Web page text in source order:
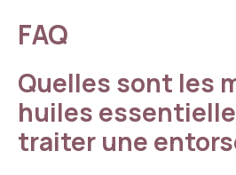
FAQ
Quelles sont les
huiles
traiter une